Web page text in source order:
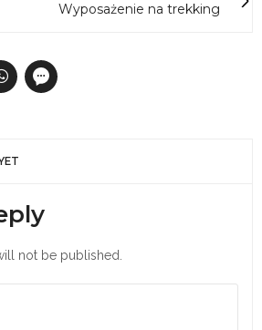
Wyposażenie na trekking
not be published.